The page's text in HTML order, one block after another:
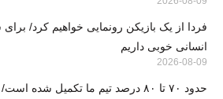
فردا از یک بازیکن رونمایی خواهیم کرد/
انسانی خوبی داریم
2026-08-09
حدود ۷۰ تا ۸۰ درصد تیم ما تکمیل شده است/ ما تابع فدراسیون هستیم